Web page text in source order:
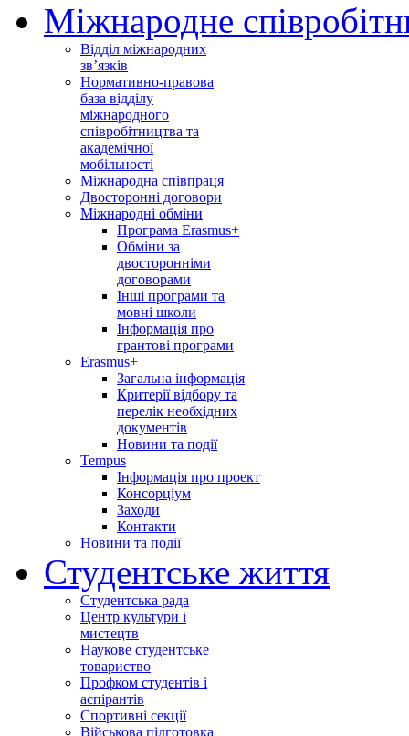
Міжнародне
Відділ міжнародних
зв’язків
Нормативно-правова
база відділу
міжнародного
співробітництва та
академічної
мобільності
Міжнародна співпраця
Двосторонні договори
Міжнародні обміни
Програма Erasmus+
Обміни за
двосторонніми
договорами
Інші програми та
мовні школи
Інформація про
грантові програми
Erasmus+
Загальна інформація
Критерії відбору та
перелік необхідних
документів
Новини та події
Tempus
Інформація про проект
Консорціум
Заходи
Контакти
Новини та події
Студентське життя
Студентська рада
Центр культури і
мистецтв
Наукове студентське
товариство
Профком студентів і
аспірантів
Спортивні секції
Військова підготовка